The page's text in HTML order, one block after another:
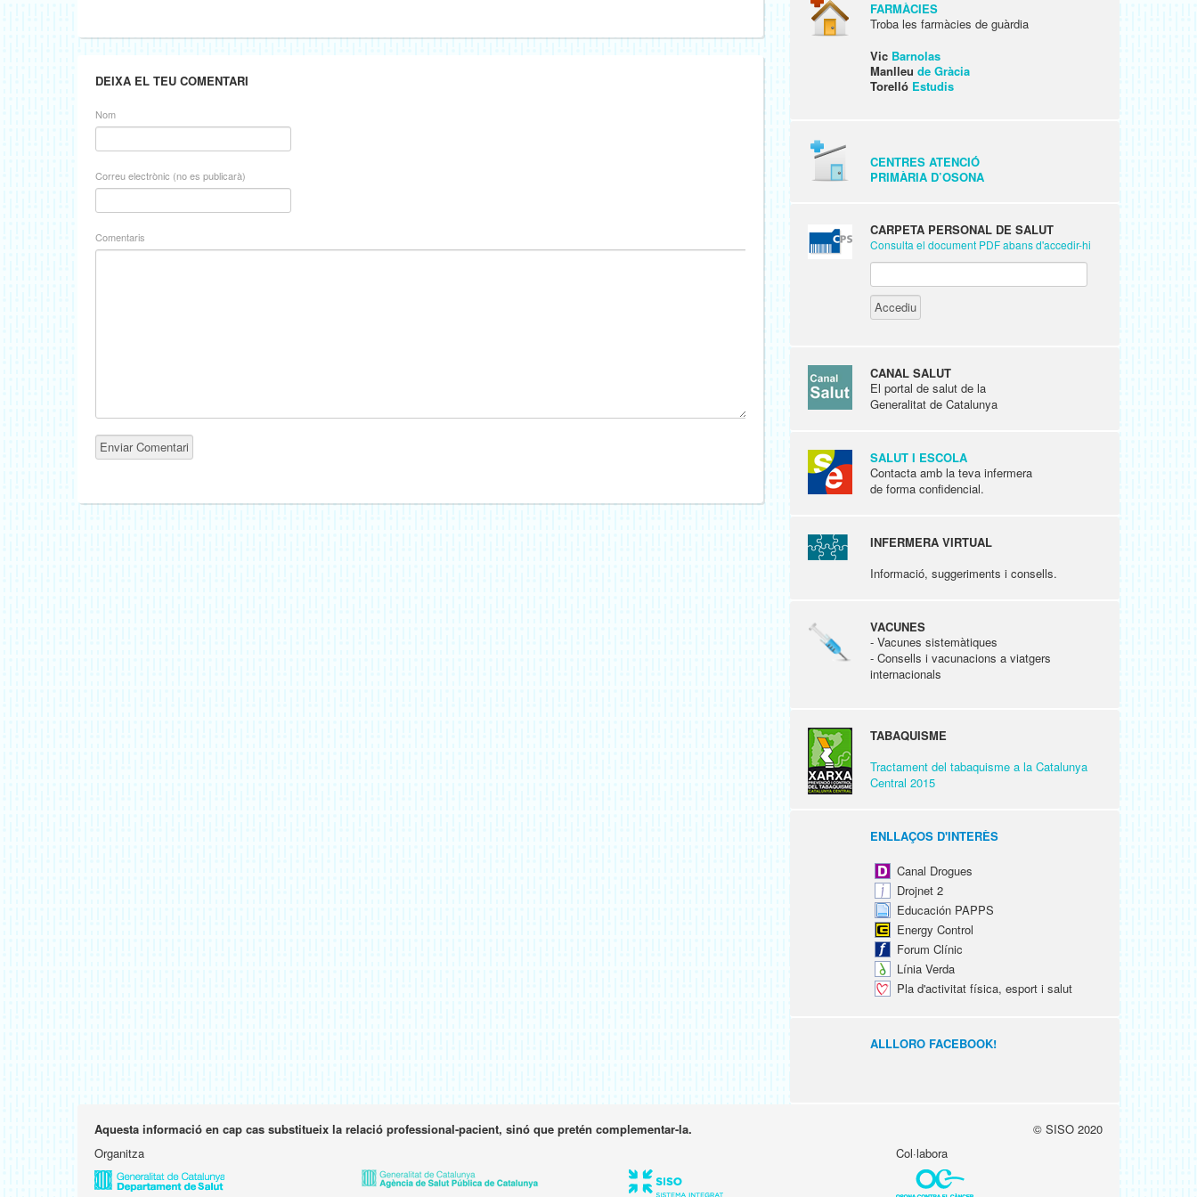
DEIXA EL TEU COMENTARI
Nom
Correu electrònic (no es publicarà)
Comentaris
FARMÀCIES
Troba les farmàcies de guàrdia
Vic Barnolas
Manlleu de Gràcia
Torelló Estudis
CENTRES ATENCIÓ
PRIMÀRIA D’OSONA
CARPETA PERSONAL DE SALUT
Consulta el document PDF abans d'accedir-hi
CANAL SALUT
El portal de salut de la
Generalitat de Catalunya
SALUT I ESCOLA
Contacta amb la teva infermera
de forma confidencial.
INFERMERA VIRTUAL
Informació, suggeriments i consells.
VACUNES
- Vacunes sistemàtiques
- Consells i vacunacions a viatgers
internacionals
TABAQUISME
Tractament del tabaquisme a la Catalunya
Central 2015
ENLLAÇOS D'INTERÈS
Canal Drogues
Drojnet 2
Educación PAPPS
Energy Control
Forum Clínic
Línia Verda
Pla d'activitat física, esport i salut
ALLLORO FACEBOOK!
Aquesta informació en cap cas substitueix la relació professional-pacient, sinó que pretén complementar-la.
© SISO 2020
Organitza
Col·labora